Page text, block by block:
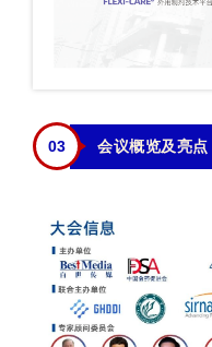
03 会议概览及亮点